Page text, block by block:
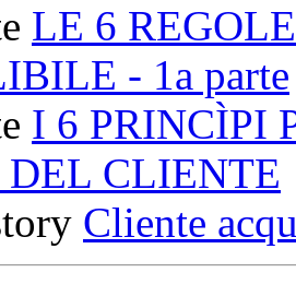
LE 6
- 1a parte
I 6 PRINCÌPI
CLIENTE
Cliente